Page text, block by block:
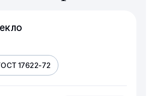
17622-72